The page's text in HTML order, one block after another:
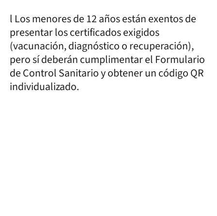
l Los menores de 12 años están exentos de
presentar los certificados exigidos
(vacunación, diagnóstico o recuperación),
pero sí deberán cumplimentar el Formulario
de Control Sanitario y obtener un código QR
individualizado.